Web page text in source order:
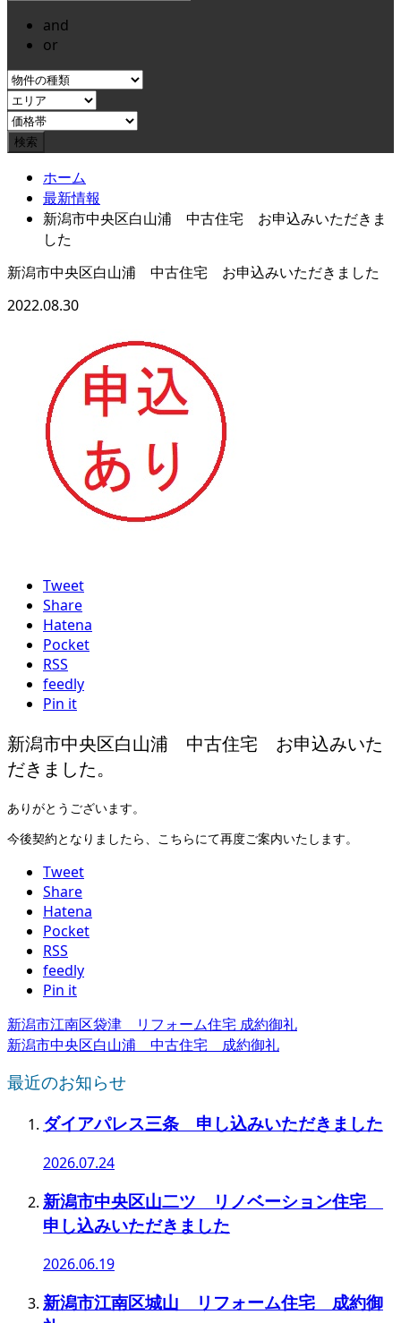
and
or
ホーム
最新情報
新潟市中央区白山浦 中古住宅 お申込みいただきま
した
新潟市中央区白山浦 中古住宅 お申込みいただきました
2022.08.30
Tweet
Share
Hatena
Pocket
RSS
feedly
Pin it
新潟市中央区白山浦 中古住宅 お申込みいた
だきました。
ありがとうございます。
今後契約となりましたら、こちらにて再度ご案内いたします。
Tweet
Share
Hatena
Pocket
RSS
feedly
Pin it
新潟市江南区袋津 リフォーム住宅 成約御礼
新潟市中央区白山浦 中古住宅 成約御礼
最近のお知らせ
ダイアパレス三条 申し込みいただきました
2026.07.24
新潟市中央区山二ツ リノベーション住宅
申し込みいただきました
2026.06.19
新潟市江南区城山 リフォーム住宅 成約御